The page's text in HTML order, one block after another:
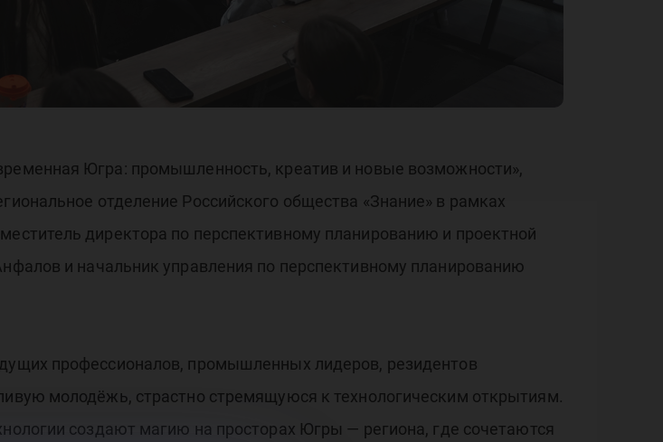
Югра: промышленность, креатив и новые возможности»,
отделение Российского общества «Знание» в рамках
директора по перспективному планированию и проектной
и начальник управления по перспективному планированию
профессионалов, промышленных лидеров, резидентов
молодёжь, страстно стремящуюся к технологическим открытиям.
создают магию на просторах Югры — региона, где сочетаются